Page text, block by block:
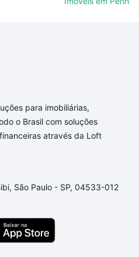
academia, salão de
4 quartos à venda em
MG?
ideal para você, com
em Salgado Filho,
a partir de R$ 0 e
imobiliário as
dos custos envolvidos no
em nosso portal quanto
dos seus sonhos com
com você até as
para imobiliárias,
o Brasil com soluções
através da Loft
São Paulo - SP, 04533-012